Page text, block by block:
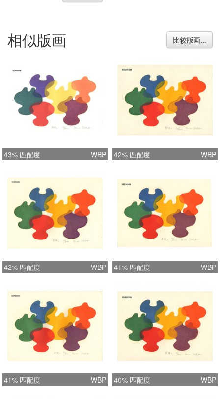
相似版画 比较版画...
43% 匹配度 WBP 42% 匹配度 WBP
42% 匹配度 WBP 41% 匹配度 WBP
41% 匹配度 WBP 40% 匹配度 WBP